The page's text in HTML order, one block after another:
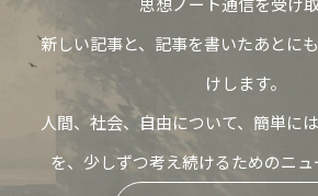
新しい記事と、記事を書いたあとに
けします。
人間、社会、自由について、簡単に
を、少しずつ考え続けるためのニュ